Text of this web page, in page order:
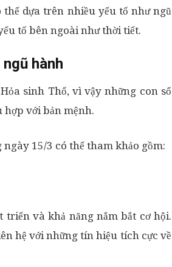
dựa trên nhiều yếu tố như ngũ
tố bên ngoài như thời tiết.
hành
sinh Thổ, vì vậy những con số
hợp với bản mệnh.
15/3 có thể tham khảo gồm:
và khả năng nắm bắt cơ hội.
hệ với những tín hiệu tích cực về